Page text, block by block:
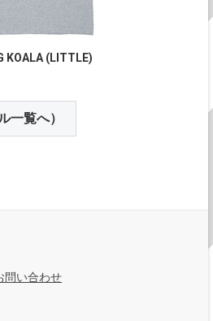
KOALA (LITTLE)
一覧へ）
問い合わせ